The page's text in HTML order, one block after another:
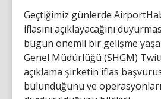
Geçtiğimiz günlerde
iflasını açıklayacağını
bugün önemli bir gelişme
Genel Müdürlüğü (SHGM)
açıklama şirketin iflas
bulunduğunu ve